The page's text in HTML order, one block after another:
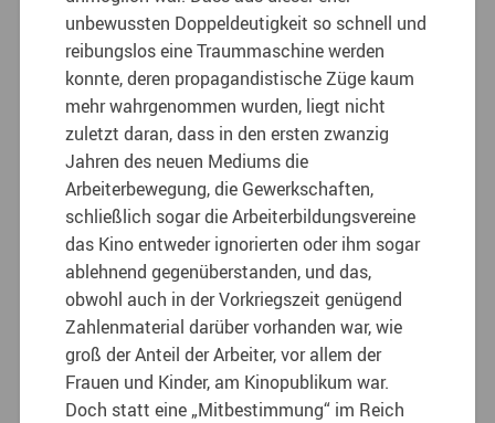
unbewussten Doppeldeutigkeit so schnell und
reibungslos eine Traummaschine werden
konnte, deren propagandistische Züge kaum
mehr wahrgenommen wurden, liegt nicht
zuletzt daran, dass in den ersten zwanzig
Jahren des neuen Mediums die
Arbeiterbewegung, die Gewerkschaften,
schließlich sogar die Arbeiterbildungsvereine
das Kino entweder ignorierten oder ihm sogar
ablehnend gegenüberstanden, und das,
obwohl auch in der Vorkriegszeit genügend
Zahlenmaterial darüber vorhanden war, wie
groß der Anteil der Arbeiter, vor allem der
Frauen und Kinder, am Kinopublikum war.
Doch statt eine „Mitbestimmung“ im Reich